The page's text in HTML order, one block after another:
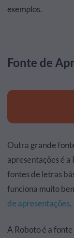
exemplos.
Fonte de
Outra grande
apresentações é a
fontes de letras
funciona muito
de apresentações.
A Roboto é a